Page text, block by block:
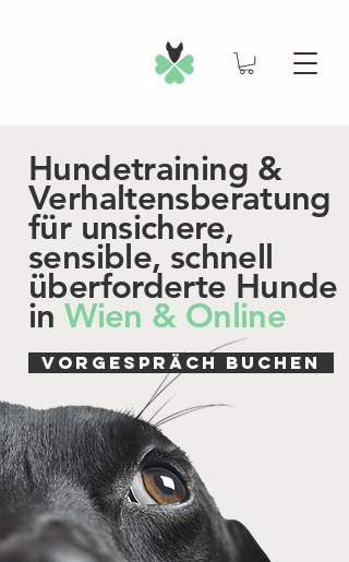
Hundetraining &
Verhaltensberatung
für unsichere,
sensible, schnell
überforderte Hunde
inWien & Online
VORGESPRÄCH BUCHEN